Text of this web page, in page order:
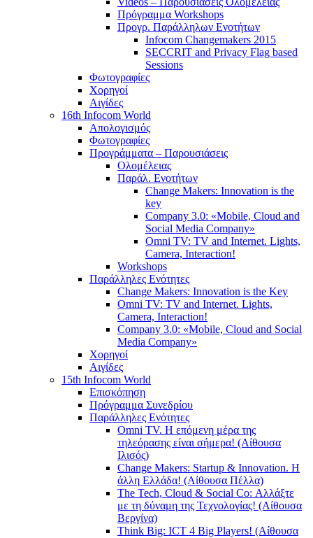
Πρόγραμμα Workshops
Προγρ. Παράλληλων Ενοτήτων
Infocom Changemakers 2015
SECCRIT and Privacy Flag based
Sessions
Φωτογραφίες
Χορηγοί
Αιγίδες
16th Infocom World
Απολογισμός
Φωτογραφίες
Προγράμματα – Παρουσιάσεις
Ολομέλειας
Παράλ. Ενοτήτων
Change Makers: Innovation is the
key
Company 3.0: «Mobile, Cloud and
Social Media Company»
Omni TV: TV and Internet. Lights,
Camera, Interaction!
Workshops
Παράλληλες Ενότητες
Change Makers: Innovation is the Key
Omni TV: TV and Internet. Lights,
Camera, Interaction!
Company 3.0: «Mobile, Cloud and Social
Media Company»
Χορηγοί
Αιγίδες
15th Infocom World
Επισκόπηση
Πρόγραμμα Συνεδρίου
Παράλληλες Ενότητες
Omni TV. Η επόμενη μέρα της
τηλεόρασης είναι σήμερα! (Αίθουσα
Ιλισός)
Change Makers: Startup & Innovation. Η
άλλη Ελλάδα! (Αίθουσα Πέλλα)
The Tech, Cloud & Social Co: Αλλάξτε
με τη δύναμη της Τεχνολογίας! (Αίθουσα
Βεργίνα)
Think Big: ICT 4 Big Players! (Αίθουσα